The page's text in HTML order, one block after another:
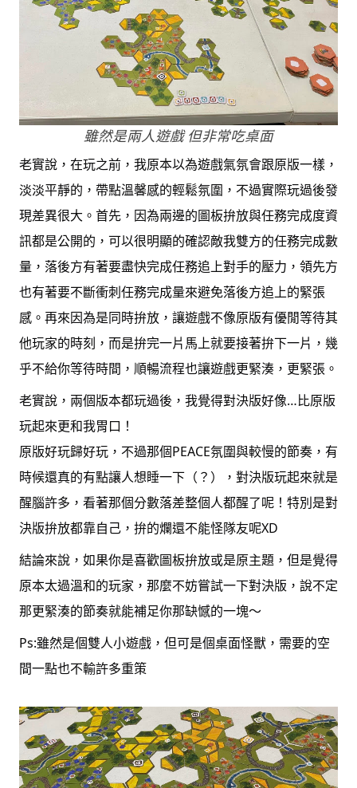
雖然是兩人遊戲 但非常吃桌面
老實說，在玩之前，我原本以為遊戲氣氛會跟原版一樣，
淡淡平靜的，帶點溫馨感的輕鬆氛圍，不過實際玩過後發
現差異很大。首先，因為兩邊的圖板拚放與任務完成度資
訊都是公開的，可以很明顯的確認敵我雙方的任務完成數
量，落後方有著要盡快完成任務追上對手的壓力，領先方
也有著要不斷衝刺任務完成量來避免落後方追上的緊張
感。再來因為是同時拚放，讓遊戲不像原版有優閒等待其
他玩家的時刻，而是拚完一片馬上就要接著拚下一片，幾
乎不給你等待時間，順暢流程也讓遊戲更緊湊，更緊張。
老實說，兩個版本都玩過後，我覺得對決版好像…比原版
玩起來更和我胃口！
原版好玩歸好玩，不過那個PEACE氛圍與較慢的節奏，有
時候還真的有點讓人想睡一下（？），對決版玩起來就是
醒腦許多，看著那個分數落差整個人都醒了呢！特別是對
決版拚放都靠自己，拚的爛還不能怪隊友呢XD
結論來說，如果你是喜歡圖板拚放或是原主題，但是覺得
原本太過溫和的玩家，那麼不妨嘗試一下對決版，說不定
那更緊湊的節奏就能補足你那缺憾的一塊～
Ps:雖然是個雙人小遊戲，但可是個桌面怪獸，需要的空
間一點也不輸許多重策